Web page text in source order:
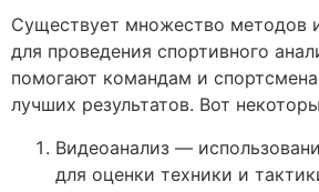
Существует множество методов
для проведения спортивного
помогают командам и
лучших результатов. Вот
Видеоанализ —
для оценки техники и